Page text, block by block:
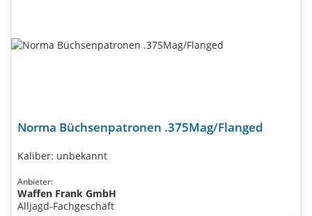
Norma Büchsenpatronen .375Mag/Flanged
Kaliber: unbekannt
Anbieter:
Waffen Frank GmbH
Alljagd-Fachgeschäft